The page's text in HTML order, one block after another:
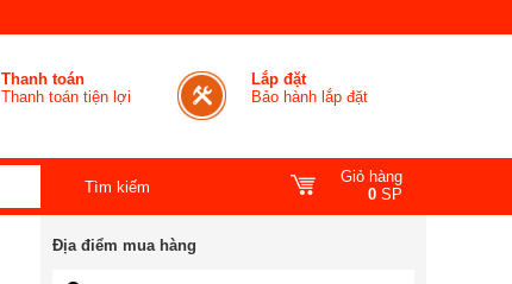
Thanh toán
Thanh toán tiện lợi
Lắp đặt
Bảo hành lắp đặt
Giỏ hàng
0 SP
Địa điểm mua hàng